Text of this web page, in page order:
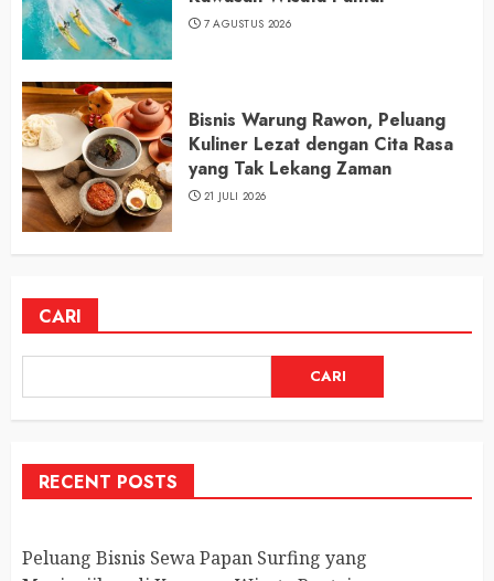
7 AGUSTUS 2026
Bisnis Warung Rawon, Peluang
Kuliner Lezat dengan Cita Rasa
yang Tak Lekang Zaman
21 JULI 2026
CARI
CARI
RECENT POSTS
Peluang Bisnis Sewa Papan Surfing yang